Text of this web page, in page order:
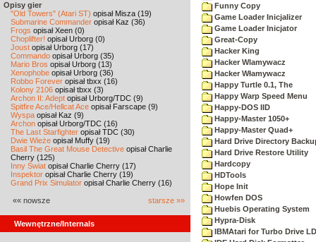
Opisy gier
"Old Towers" (Atari ST) opisał Misza (19)
Submarine Commander opisał Kaz (36)
Frogs opisał Xeen (0)
Choplifter! opisał Urborg (0)
Joust opisał Urborg (17)
Commando opisał Urborg (35)
Mario Bros opisał Urborg (13)
Xenophobe opisał Urborg (36)
Robbo Forever opisał tbxx (16)
Kolony 2106 opisał tbxx (3)
Archon II: Adept opisał Urborg/TDC (9)
Spitfire Ace/Hellcat Ace opisał Farscape (9)
Wyspa opisał Kaz (9)
Archon opisał Urborg/TDC (16)
The Last Starfighter opisał TDC (30)
Dwie Wieże opisał Muffy (19)
Basil The Great Mouse Detective opisał Charlie
Cherry (125)
Inny Świat opisał Charlie Cherry (17)
Inspektor opisał Charlie Cherry (19)
Grand Prix Simulator opisał Charlie Cherry (16)
«« nowsze starsze »»
Wewnętrzne/Internals
Funny Copy
Game Loader Inicjalizer
Game Loader Inicjator
Great-Copy
Hacker King
Hacker Wlamywacz
Hacker Włamywacz
Happy Turtle 0.1, The
Happy Warp Speed Menu
Happy-DOS IID
Happy-Master 1050+
Happy-Master Quad+
Hard Drive Directory
Hard Drive Restore Utility
Hardcopy
HDTools
Hope Init
Howfen DOS
Huebis Operating System
Hypra-Disk
IBMAtari for Turbo Drive